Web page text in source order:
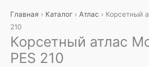
содержимому
Главная › Каталог › Атлас › Корсетный
210
Корсетный атлас
PES 210